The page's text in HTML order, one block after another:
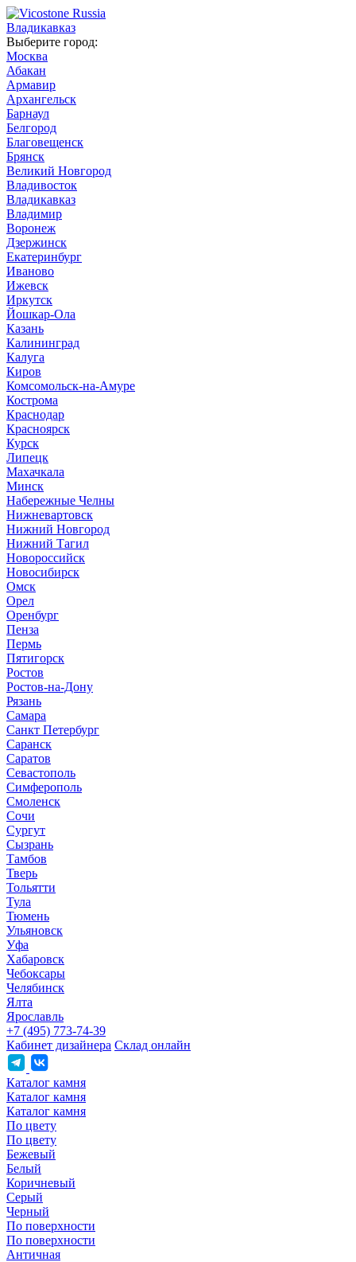
Владикавказ
Выберите город:
Москва
Абакан
Армавир
Архангельск
Барнаул
Белгород
Благовещенск
Брянск
Великий Новгород
Владивосток
Владикавказ
Владимир
Воронеж
Дзержинск
Екатеринбург
Иваново
Ижевск
Иркутск
Йошкар-Ола
Казань
Калининград
Калуга
Киров
Комсомольск-на-Амуре
Кострома
Краснодар
Красноярск
Курск
Липецк
Махачкала
Минск
Набережные Челны
Нижневартовск
Нижний Новгород
Нижний Тагил
Новороссийск
Новосибирск
Омск
Орел
Оренбург
Пенза
Пермь
Пятигорск
Ростов
Ростов-на-Дону
Рязань
Самара
Санкт Петербург
Саранск
Саратов
Севастополь
Симферополь
Смоленск
Сочи
Сургут
Сызрань
Тамбов
Тверь
Тольятти
Тула
Тюмень
Ульяновск
Уфа
Хабаровск
Чебоксары
Челябинск
Ялта
Ярославль
+7 (495) 773-74-39
Кабинет дизайнера Склад онлайн
Каталог камня
Каталог камня
Каталог камня
По цвету
По цвету
Бежевый
Белый
Коричневый
Серый
Черный
По поверхности
По поверхности
Античная